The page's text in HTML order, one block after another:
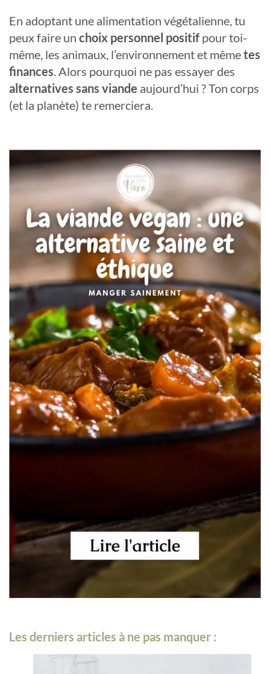
En adoptant une alimentation végétalienne, tu
peux faire un choix personnel positif pour toi-
même, les animaux, l’environnement et mêmetes
finances. Alors pourquoi ne pas essayer des
alternatives sans viande aujourd’hui ? Ton corps
(et la planète) te remerciera.
Les derniers articles à ne pas manquer :